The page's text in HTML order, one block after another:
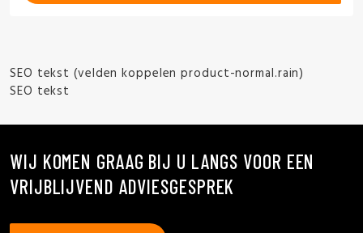
SEO tekst (velden koppelen product-normal.rain)
SEO tekst
WIJ KOMEN GRAAG BIJ U LANGS VOOR EEN
VRIJBLIJVEND ADVIESGESPREK